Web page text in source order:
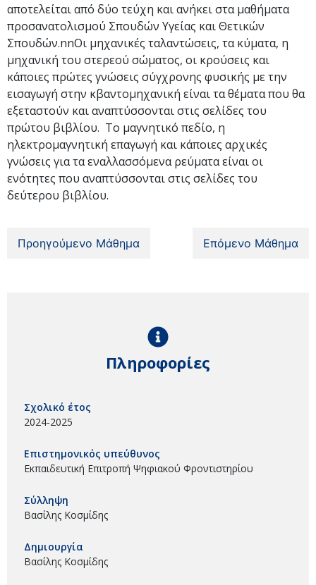
αποτελείται από δύο τεύχη και ανήκει στα μαθήματα
προσανατολισμού Σπουδών Υγείας και Θετικών
Σπουδών.nnΟι μηχανικές ταλαντώσεις, τα κύματα, η
μηχανική του στερεού σώματος, οι κρούσεις και
κάποιες πρώτες γνώσεις σύγχρονης φυσικής με την
εισαγωγή στην κβαντομηχανική είναι τα θέματα που θα
εξεταστούν και αναπτύσσονται στις σελίδες του
πρώτου βιβλίου. Το μαγνητικό πεδίο, η
ηλεκτρομαγνητική επαγωγή και κάποιες αρχικές
γνώσεις για τα εναλλασσόμενα ρεύματα είναι οι
ενότητες που αναπτύσσονται στις σελίδες του
δεύτερου βιβλίου.
Προηγούμενο Μάθημα Επόμενο Μάθημα
Πληροφορίες
Σχολικό έτος
2024-2025
Επιστημονικός υπεύθυνος
Εκπαιδευτική Επιτροπή Ψηφιακού Φροντιστηρίου
Σύλληψη
Βασίλης Κοσμίδης
Δημιουργία
Βασίλης Κοσμίδης